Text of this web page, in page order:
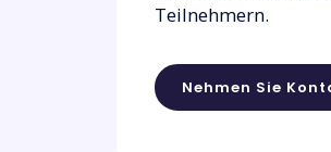
Teilnehmern.
Nehmen Sie